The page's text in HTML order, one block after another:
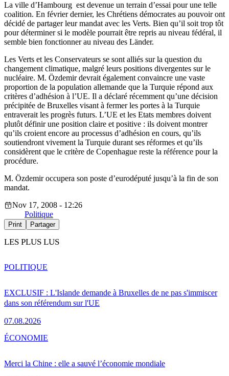
La ville d’Hambourg est devenue un terrain d’essai pour une telle
coalition. En février dernier, les Chrétiens démocrates au pouvoir ont
décidé de partager leur mandat avec les Verts. Bien qu’il soit trop tôt
pour déterminer si le modèle pourrait être repris au niveau fédéral, il
semble bien fonctionner au niveau des Länder.
Les Verts et les Conservateurs se sont alliés sur la question du
changement climatique, malgré leurs positions divergentes sur le
nucléaire. M. Özdemir devrait également convaincre une vaste
proportion de la population allemande que la Turquie répond aux
critères d’adhésion à l’UE. Il a déclaré récemment qu’une décision
précipitée de Bruxelles visant à fermer les portes à la Turquie
entraverait les progrès futurs. L’UE et les Etats membres doivent
plutôt définir une position claire et positive : ils doivent montrer
qu’ils croient encore au processus d’adhésion en cours, qu’ils
soutiendront vivement la Turquie durant ses réformes et qu’ils
considèrent que le critère de Copenhague reste la référence pour la
procédure.
M. Özdemir occupera son poste d’eurodéputé jusqu’à la fin de son
mandat.
Nov 17, 2008 - 12:26
Politique
Print Partager
LES PLUS LUS
EXCLUSIF : L'Islande demande à Bruxelles de ne pas s'immiscer
dans son référendum sur l'UE
07.08.2026
POLITIQUE
Merci la Chine : elle a sauvé l’économie mondiale
ÉCONOMIE